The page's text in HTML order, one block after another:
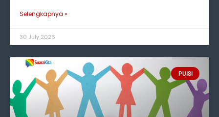
Selengkapnya »
30 July 2026
PUISI